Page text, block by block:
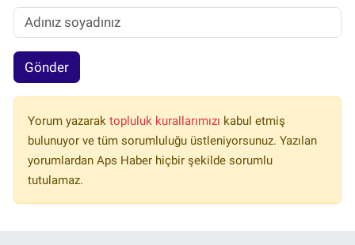
Gönder
Yorum yazarak topluluk kurallarımızı kabul etmiş
bulunuyor ve tüm sorumluluğu üstleniyorsunuz. Yazılan
yorumlardan Aps Haber hiçbir şekilde sorumlu
tutulamaz.